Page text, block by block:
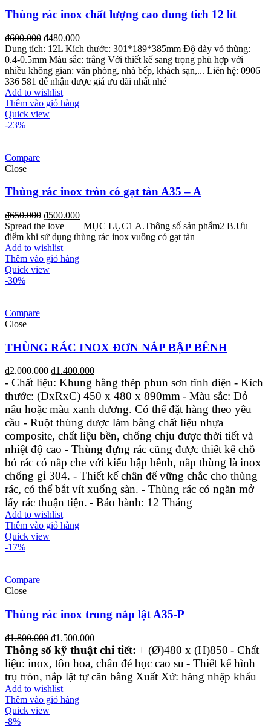
Thùng rác inox chất lượng cao dung tích 12 lít
₫600.000 ₫480.000
Dung tích: 12L Kích thước: 301*189*385mm Độ dày vỏ thùng:
0.4-0.5mm Màu sắc: trắng Với thiết kế sang trọng phù hợp với
nhiều không gian: văn phòng, nhà bếp, khách sạn,... Liên hệ: 0906
336 581 để nhận được giá ưu đãi nhất nhé
Add to wishlist
Thêm vào giỏ hàng
Quick view
-23%
Compare
Close
Thùng rác inox tròn có gạt tàn A35 – A
₫650.000 ₫500.000
Spread the love MỤC LỤC1 A.Thông số sản phẩm2 B.Ưu
điểm khi sử dụng thùng rác inox vuông có gạt tàn
Add to wishlist
Thêm vào giỏ hàng
Quick view
-30%
Compare
Close
THÙNG RÁC INOX ĐƠN NẮP BẬP BÊNH
₫2.000.000 ₫1.400.000
- Chất liệu: Khung bằng thép phun sơn tĩnh điện- Kích
thước: (DxRxC) 450 x 480 x 890mm- Màu sắc: Đỏ
nâu hoặc màu xanh dương. Có thể đặt hàng theo yêu
cầu - Ruột thùng được làm bằng chất liệu nhựa
composite, chất liệu bền, chống chịu được thời tiết và
nhiệt độ cao - Thùng đựng rác cũng được thiết kế chỗ
bỏ rác có nắp che với kiểu bập bênh, nắp thùng là inox
chống gỉ 304. - Thiết kế chân đế vững chắc cho thùng
rác, có thể bắt vít xuống sàn. - Thùng rác có ngăn mở
lấy rác thuận tiện. - Bảo hành: 12 Tháng
Add to wishlist
Thêm vào giỏ hàng
Quick view
-17%
Compare
Close
Thùng rác inox trong nắp lật A35-P
₫1.800.000 ₫1.500.000
Thông số kỹ thuật chi tiết: + (Ø)480 x (H)850 - Chất
liệu: inox, tôn hoa, chân đé bọc cao su - Thiết kế hình
trụ tròn, nắp lật tự cân bằng Xuất Xứ: hàng nhập khẩu
Add to wishlist
Thêm vào giỏ hàng
Quick view
-8%